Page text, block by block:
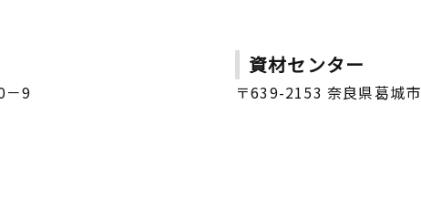
－9
資材センター
〒639-2153 奈良県葛城